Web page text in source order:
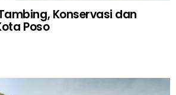
Konservasi dan
Poso